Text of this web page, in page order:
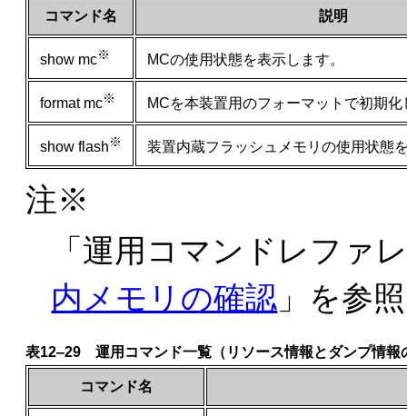
コマンド名 説明
show mc※ MCの使用状態を表示します。
format mc※ MCを本装置用のフォーマットで初期化
show flash※ 装置内蔵フラッシュメモリの使用状態
注※
「 運用コマンドレファ
内メモリの確認 」を参
表12‒29 運用コマンド一覧（リソース情報とダンプ情報
コマンド名